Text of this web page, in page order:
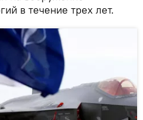
в течение трех лет.